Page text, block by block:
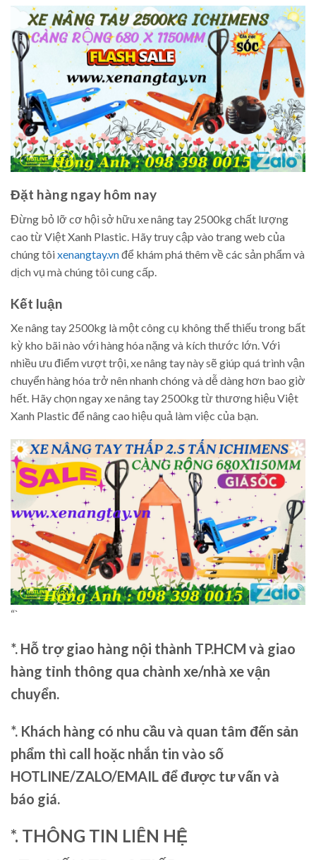
Đặt hàng ngay hôm nay
Đừng bỏ lỡ cơ hội sở hữu xe nâng tay 2500kg chất lượng
cao từ Việt Xanh Plastic. Hãy truy cập vào trang web của
chúng tôixenangtay.vnđể khám phá thêm về các sản phẩm và
dịch vụ mà chúng tôi cung cấp.
Kết luận
Xe nâng tay 2500kg là một công cụ không thể thiếu trong bất
kỳ kho bãi nào với hàng hóa nặng và kích thước lớn. Với
nhiều ưu điểm vượt trội, xe nâng tay này sẽ giúp quá trình vận
chuyển hàng hóa trở nên nhanh chóng và dễ dàng hơn bao giờ
hết. Hãy chọn ngay xe nâng tay 2500kg từ thương hiệu Việt
Xanh Plastic để nâng cao hiệu quả làm việc của bạn.
“`
*. Hỗ trợ giao hàng nội thành TP.HCM và giao
hàng tỉnh thông qua chành xe/nhà xe vận
chuyển.
*. Khách hàng có nhu cầu và quan tâm đến sản
phẩm thì call hoặc nhắn tin vào số
HOTLINE/ZALO/EMAIL để được tư vấn và
báo giá.
*. THÔNG TIN LIÊN HỆ